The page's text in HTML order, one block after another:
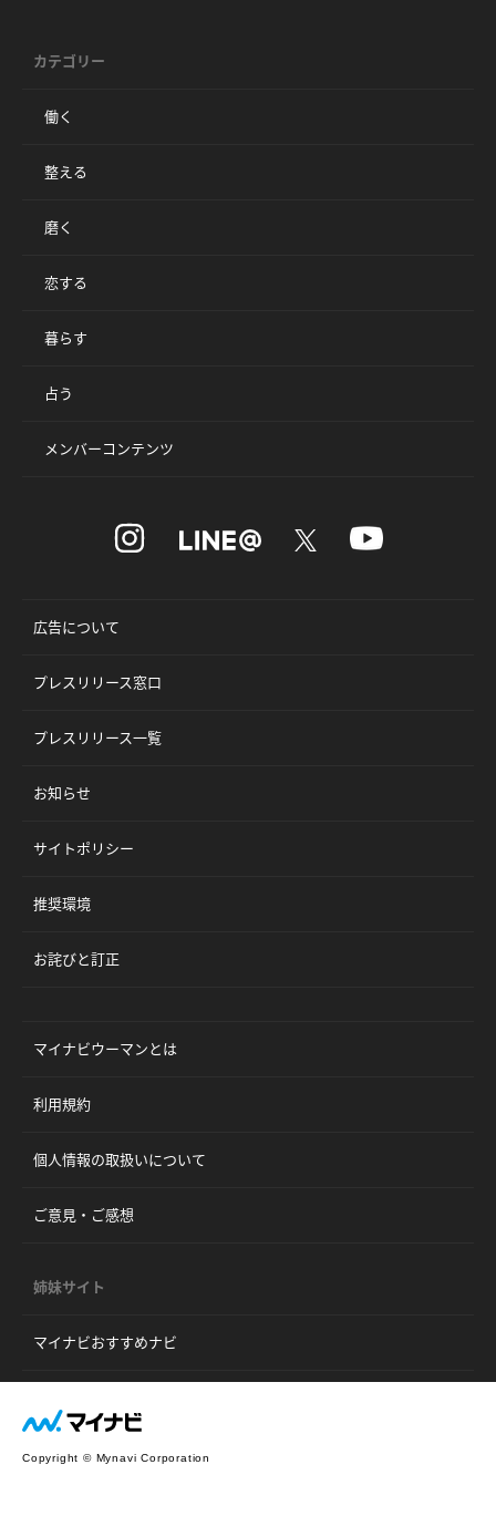
カテゴリー
働く
整える
磨く
恋する
暮らす
占う
メンバーコンテンツ
広告について
プレスリリース窓口
プレスリリース一覧
お知らせ
サイトポリシー
推奨環境
お詫びと訂正
マイナビウーマンとは
利用規約
個人情報の取扱いについて
ご意見・ご感想
姉妹サイト
マイナビおすすめナビ
Copyright © Mynavi Corporation